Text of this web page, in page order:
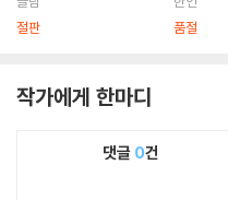
절판
품절
작가에게 한마디
댓글 0건